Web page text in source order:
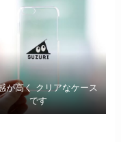
が高く クリアなケース
です